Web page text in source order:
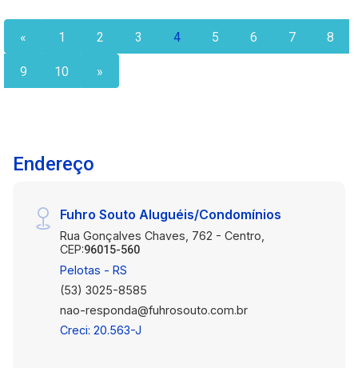
horas Piso de parquê/taco de madeira nas áreas
funcional, conforto e localização estratégica ?
perfeito para morar ou investir. Agende já sua
« 1 2 3 4 5 6 7 8
9 10 »
Endereço
Fuhro Souto Aluguéis/Condomínios
Rua Gonçalves Chaves, 762 - Centro,
CEP:96015-560
Pelotas - RS
(53) 3025-8585
nao-responda@fuhrosouto.com.br
Creci: 20.563-J